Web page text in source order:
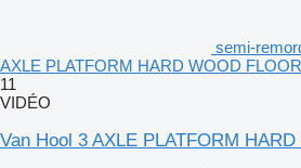
semi-
AXLE PLATFORM HARD WOOD FLOOR
11
VIDÉO
Van Hool 3 AXLE PLATFORM